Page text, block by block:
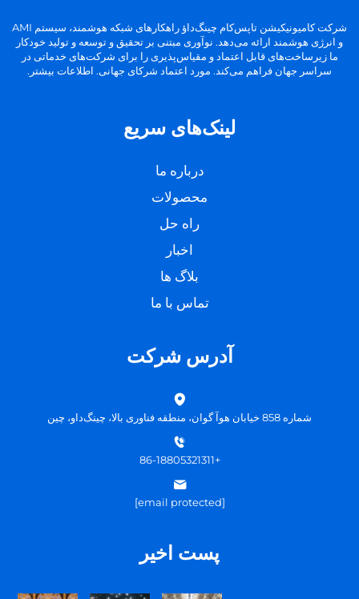
شرکت کامیونیکیشن تاپس‌کام چینگ‌داؤ راهکارهای شبکه هوشمند، سیستم AMI
و انرژی هوشمند ارائه می‌دهد. نوآوری مبتنی بر تحقیق و توسعه و تولید خودکار
ما زیرساخت‌های قابل اعتماد و مقیاس‌پذیری را برای شرکت‌های خدماتی در
سراسر جهان فراهم می‌کند. مورد اعتماد شرکای جهانی. اطلاعات بیشتر.
لینک‌های سریع
درباره ما
محصولات
راه حل
اخبار
بلاگ ها
تماس با ما
آدرس شرکت
شماره 858 خیابان هوآ گوان، منطقه فناوری بالا، چینگ‌داو، چین
+86-18805321311
[email protected]
پست اخیر